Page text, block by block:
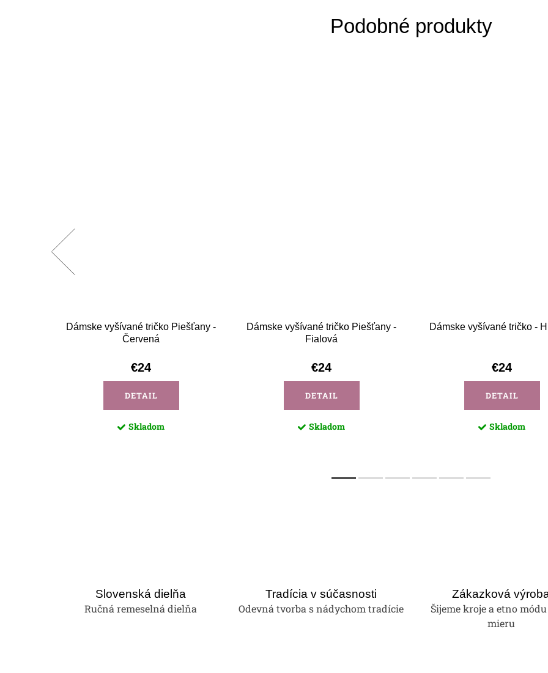
Dámske vyšívané tričko Piešťany -
Červená
€24
DETAIL
Skladom
Dámske vyšívané tričko Piešťany -
Fialová
€24
DETAIL
Skladom
Dámske vyšívané tričko -
€24
DETAIL
Skladom
Slovenská dielňa
Ručná remeselná dielňa
Tradícia v súčasnosti
Odevná tvorba s nádychom tradície
Zákazková
Šijeme kroje a etno
mieru